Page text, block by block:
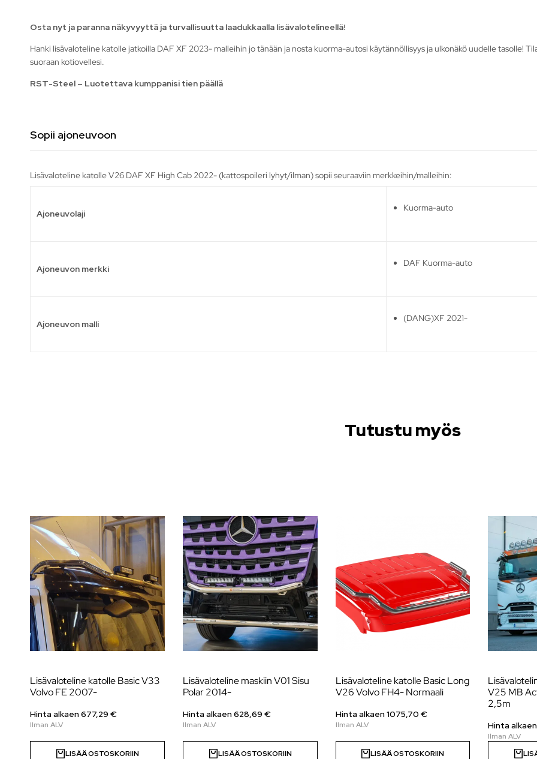
Osta nyt ja paranna näkyvyyttä ja turvallisuutta laadukkaalla lisävalotelineellä!
Hanki lisävaloteline katolle jatkoilla DAF XF 2023- malleihin jo tänään ja nosta kuorma-autosi käytännöllisyys ja ulkonäkö uudelle tasolle!
suoraan kotiovellesi.
RST-Steel – Luotettava kumppanisi tien päällä
Sopii ajoneuvoon
Lisävaloteline katolle V26 DAF XF High Cab 2022- (kattospoileri lyhyt/ilman) sopii seuraaviin merkkeihin/malleihin:
Ajoneuvolaji
Kuorma-auto
Ajoneuvon merkki
DAF Kuorma-auto
Ajoneuvon malli
(DANG)XF 2021-
Tutustu myös
Lisävaloteline katolle Basic V33
Volvo FE 2007-
Hinta alkaen677,29 €
LISÄÄ OSTOSKORIIN
Lisävaloteline maskiin V01 Sisu
Polar 2014-
Hinta alkaen628,69 €
LISÄÄ OSTOSKORIIN
Lisävaloteline katolle Basic Long
V26 Volvo FH4- Normaali
Hinta alkaen1075,70 €
LISÄÄ OSTOSKORIIN
V25 MB
2,5m
Hinta